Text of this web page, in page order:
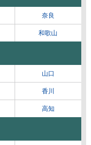
奈良
和歌山
山口
香川
高知